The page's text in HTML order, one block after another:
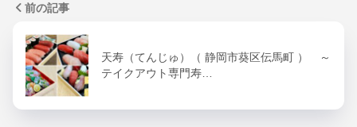
前の記事
天寿（てんじゅ）（ 静岡市葵区伝馬町 ） ～
テイクアウト専門寿…